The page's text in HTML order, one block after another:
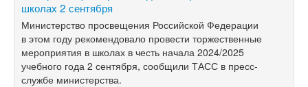
школах 2 сентября
Министерство просвещения Российской Федерации
в этом году рекомендовало провести торжественные
мероприятия в школах в честь начала 2024/2025
учебного года 2 сентября, сообщили ТАСС в пресс-
службе министерства.